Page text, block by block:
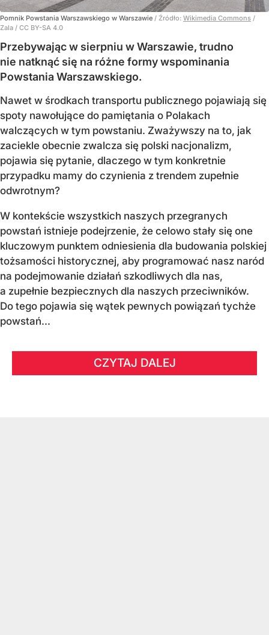
Pomnik Powstania Warszawskiego w Warszawie / Źródło: Wikimedia Commons /
Zala / CC BY-SA 4.0
Przebywając w sierpniu w Warszawie, trudno
nie natknąć się na różne formy wspominania
Powstania Warszawskiego.
Nawet w środkach transportu publicznego pojawiają się
spoty nawołujące do pamiętania o Polakach
walczących w tym powstaniu. Zważywszy na to, jak
zaciekle obecnie zwalcza się polski nacjonalizm,
pojawia się pytanie, dlaczego w tym konkretnie
przypadku mamy do czynienia z trendem zupełnie
odwrotnym?
W kontekście wszystkich naszych przegranych
powstań istnieje podejrzenie, że celowo stały się one
kluczowym punktem odniesienia dla budowania polskiej
tożsamości historycznej, aby programować nasz naród
na podejmowanie działań szkodliwych dla nas,
a zupełnie bezpiecznych dla naszych przeciwników.
Do tego pojawia się wątek pewnych powiązań tychże
powstań...
CZYTAJ DALEJ